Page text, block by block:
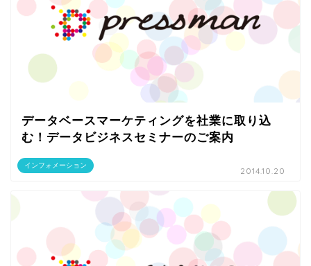
インフォメーション
データベースマーケティングを社業に取り込
む！データビジネスセミナーのご案内
2014.10.20